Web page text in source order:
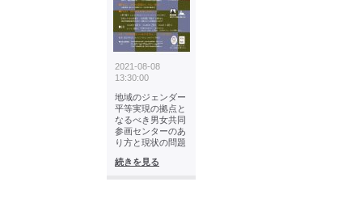
2021-08-08
13:30:00
地域のジェンダー
平等実現の拠点と
なるべき男女共同
参画センターのあ
り方と現状の問題
続きを見る